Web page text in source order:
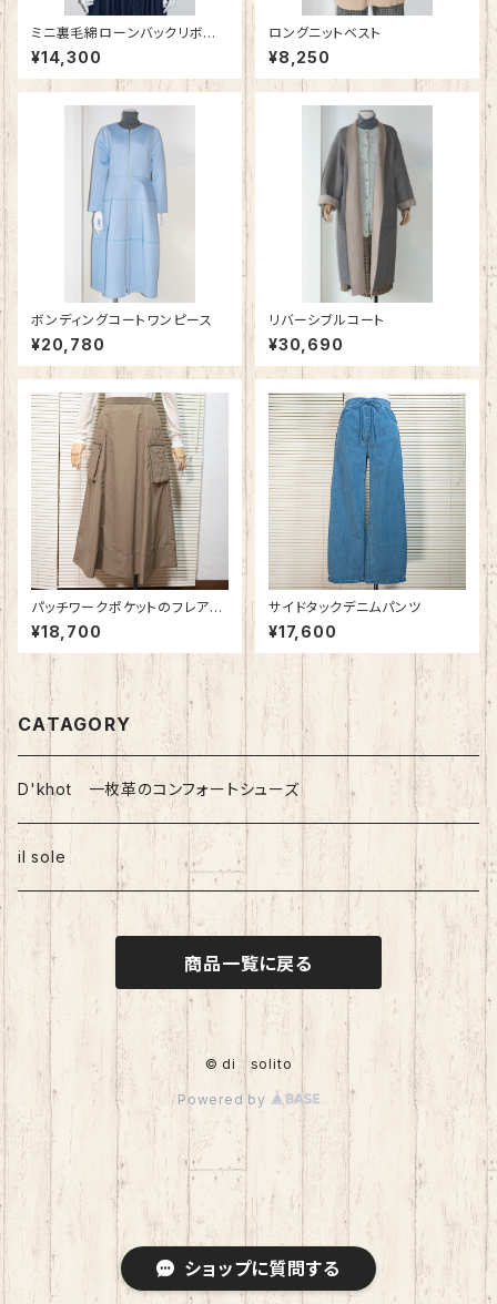
ショップに質問する
ミニ裏毛綿ローンバックリボン
プルオーバー
¥14,300
ロングニットベスト
¥8,250
ボンディングコートワンピース
¥20,780
リバーシブルコート
¥30,690
パッチワークポケットのフレアス
カート
¥18,700
サイドタックデニムパンツ
¥17,600
CATAGORY
D'khot 一枚革のコンフォートシューズ
il sole
商品一覧に戻る
© di solito
Powered by